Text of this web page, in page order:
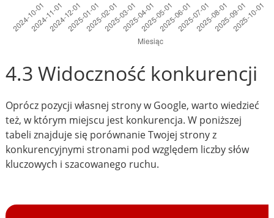
4.3 Widoczność konkurencji
Oprócz pozycji własnej strony w Google, warto wiedzieć
też, w którym miejscu jest konkurencja. W poniższej
tabeli znajduje się porównanie Twojej strony z
konkurencyjnymi stronami pod względem liczby słów
kluczowych i szacowanego ruchu.